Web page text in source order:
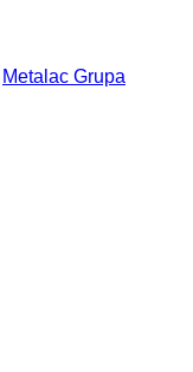
Metalac Grupa